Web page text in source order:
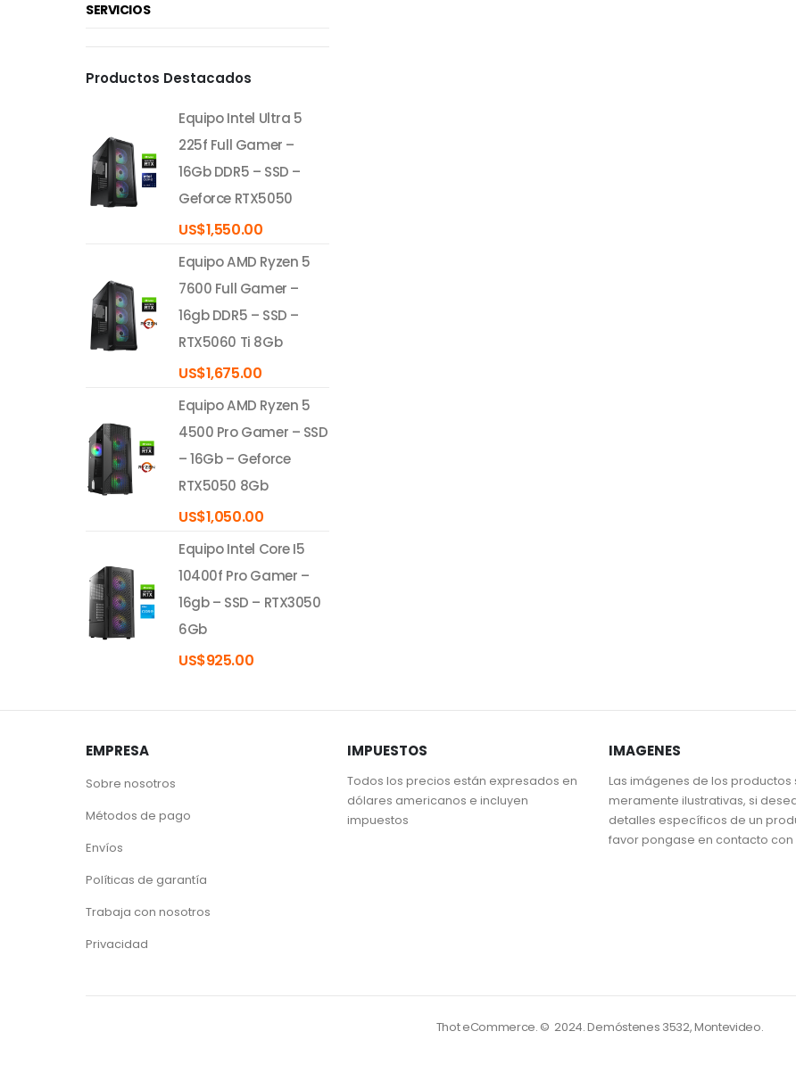
SERVICIOS
Productos Destacados
Equipo Intel Ultra 5
225f Full Gamer –
16Gb DDR5 – SSD –
Geforce RTX5050
US$1,550.00
Equipo AMD Ryzen 5
7600 Full Gamer –
16gb DDR5 – SSD –
RTX5060 Ti 8Gb
US$1,675.00
Equipo AMD Ryzen 5
4500 Pro Gamer – SSD
– 16Gb – Geforce
RTX5050 8Gb
US$1,050.00
Equipo Intel Core I5
10400f Pro Gamer –
16gb – SSD – RTX3050
6Gb
US$925.00
EMPRESA
Sobre nosotros
Métodos de pago
Envíos
Políticas de garantía
Trabaja con nosotros
Privacidad
IMPUESTOS
Todos los precios están expresados en
dólares americanos e incluyen
impuestos
IMAGENES
Las imágenes de los productos
meramente ilustrativas, si
detalles específicos de un
favor pongase en contacto con
Thot eCommerce. © 2024.Demóstenes 3532, Montevideo.